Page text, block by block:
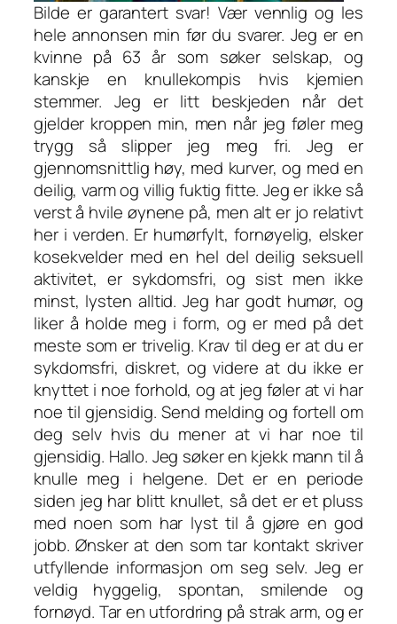
Bilde er garantert svar! Vær vennlig og les
hele annonsen min før du svarer. Jeg er en
kvinne på 63 år som søker selskap, og
kanskje en knullekompis hvis kjemien
stemmer. Jeg er litt beskjeden når det
gjelder kroppen min, men når jeg føler meg
trygg så slipper jeg meg fri. Jeg er
gjennomsnittlig høy, med kurver, og med en
deilig, varm og villig fuktig fitte. Jeg er ikke så
verst å hvile øynene på, men alt er jo relativt
her i verden. Er humørfylt, fornøyelig, elsker
kosekvelder med en hel del deilig seksuell
aktivitet, er sykdomsfri, og sist men ikke
minst, lysten alltid. Jeg har godt humør, og
liker å holde meg i form, og er med på det
meste som er trivelig. Krav til deg er at du er
sykdomsfri, diskret, og videre at du ikke er
knyttet i noe forhold, og at jeg føler at vi har
noe til gjensidig. Send melding og fortell om
deg selv hvis du mener at vi har noe til
gjensidig. Hallo. Jeg søker en kjekk mann til å
knulle meg i helgene. Det er en periode
siden jeg har blitt knullet, så det er et pluss
med noen som har lyst til å gjøre en god
jobb. Ønsker at den som tar kontakt skriver
utfyllende informasjon om seg selv. Jeg er
veldig hyggelig, spontan, smilende og
fornøyd. Tar en utfordring på strak arm, og er